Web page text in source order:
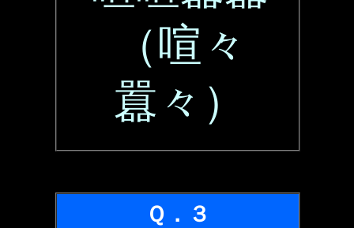
（喧々
囂々）
Ｑ．３